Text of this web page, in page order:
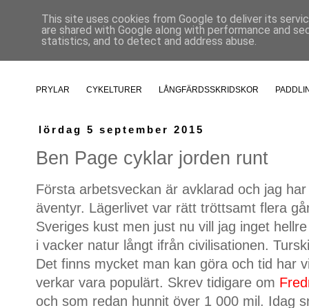
PRYLAR CYKELTURER LÅNGFÄRDSSKRIDSKOR
lördag 5 september 2015
Ben Page cyklar jorden runt
Första arbetsveckan är avklarad och jag
äventyr. Lägerlivet var rätt tröttsamt flera
Sveriges kust men just nu vill jag inget
i vacker natur långt ifrån civilisationen.
Det finns mycket man kan göra och tid har
verkar vara populärt. Skrev tidigare om
och som redan hunnit över 1 000 mil. Idag
This site uses cookies from Google to deliver its
are shared with Google along with performance and
statistics, and to detect and address abuse.